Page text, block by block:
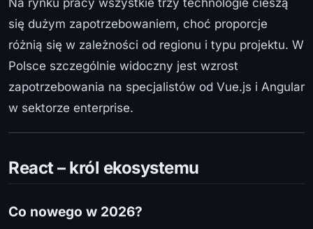
się dużym zapotrzebowaniem, choć proporcje
różnią się w zależności od regionu i typu projektu. W
Polsce szczególnie widoczny jest wzrost
zapotrzebowania na specjalistów od Vue.js i Angular
w sektorze enterprise.
React – król ekosystemu
Co nowego w 2026?